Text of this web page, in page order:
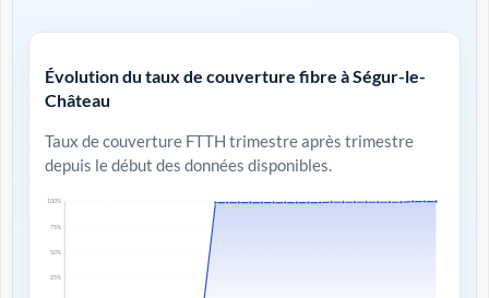
Évolution du taux de couverture fibre à Ségur-le-
Château
Taux de couverture FTTH trimestre après trimestre
depuis le début des données disponibles.
25%
50%
75%
100%